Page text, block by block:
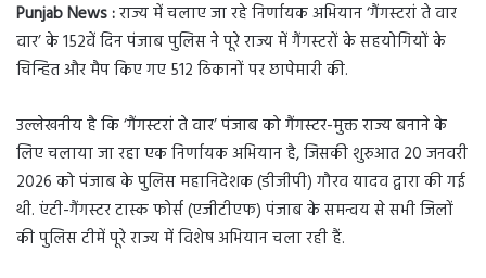
Punjab News :राज्य में चलाए जा रहे निर्णायक अभियान ‘गैंगस्टरां ते वार
वार’ के 152वें दिन पंजाब पुलिस ने पूरे राज्य में गैंगस्टरों के सहयोगियों के
चिन्हित और मैप किए गए 512 ठिकानों पर छापेमारी की.
उल्लेखनीय है कि ‘गैंगस्टरां ते वार’ पंजाब को गैंगस्टर-मुक्त राज्य बनाने के
लिए चलाया जा रहा एक निर्णायक अभियान है, जिसकी शुरुआत 20 जनवरी
2026 को पंजाब के पुलिस महानिदेशक (डीजीपी) गौरव यादव द्वारा की गई
थी. एंटी-गैंगस्टर टास्क फोर्स (एजीटीएफ) पंजाब के समन्वय से सभी जिलों
की पुलिस टीमें पूरे राज्य में विशेष अभियान चला रही हैं.